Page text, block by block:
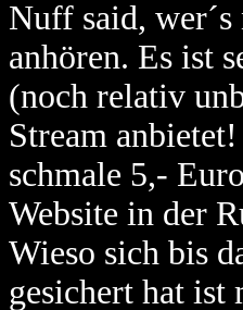
Nuff said,
anhören. Es ist
(noch relativ
Stream
schmale 5,-
Website in der
Wieso sich bis
gesichert hat ist